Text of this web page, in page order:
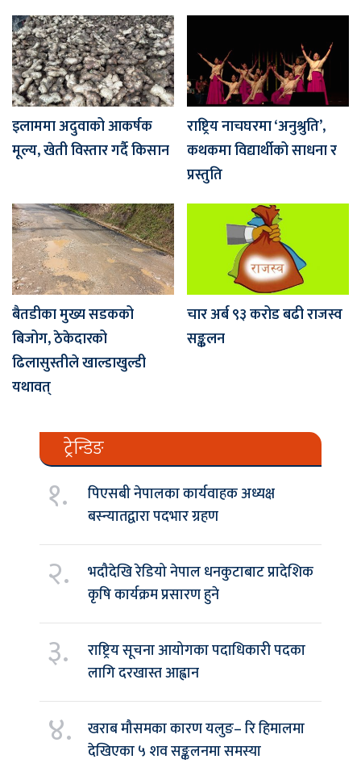
इलाममा अदुवाको आकर्षक
मूल्य, खेती विस्तार गर्दै किसान
राष्ट्रिय नाचघरमा ‘अनुश्रुति’,
कथकमा विद्यार्थीको साधना र
प्रस्तुति
बैतडीका मुख्य सडकको
बिजोग, ठेकेदारको
ढिलासुस्तीले खाल्डाखुल्डी
यथावत्
चार अर्ब ९३ करोड बढी राजस्व
सङ्कलन
ट्रेन्डिङ
१.
पिएसबी नेपालका कार्यवाहक अध्यक्ष
बस्न्यातद्वारा पदभार ग्रहण
२.
भदौदेखि रेडियो नेपाल धनकुटाबाट प्रादेशिक
कृषि कार्यक्रम प्रसारण हुने
३.
राष्ट्रिय सूचना आयोगका पदाधिकारी पदका
लागि दरखास्त आह्वान
४.
खराब मौसमका कारण यलुङ– रि हिमालमा
देखिएका ५ शव सङ्कलनमा समस्या